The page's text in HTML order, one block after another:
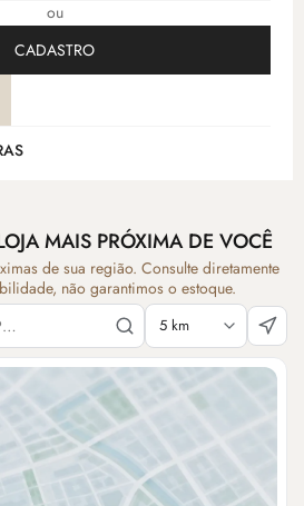
ou
CADASTRO
MAIS PRÓXIMA DE VOCÊ
de sua região. Consulte diretamente
não garantimos o estoque.